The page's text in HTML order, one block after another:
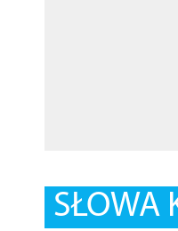
SŁOWA